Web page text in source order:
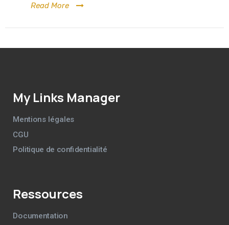
Read More
My Links Manager
Mentions légales
CGU
Politique de confidentialité
Ressources
Documentation